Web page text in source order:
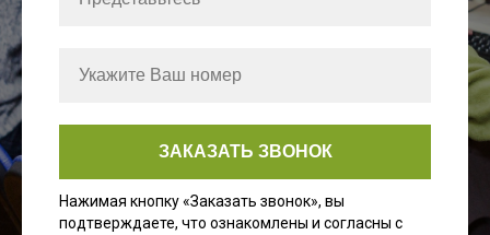
ЗАКАЗАТЬ ЗВОНОК
Нажимая кнопку «Заказать звонок», вы
подтверждаете, что ознакомлены и согласны с